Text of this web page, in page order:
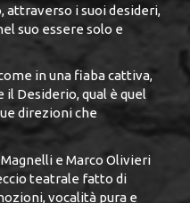
attraverso i suoi desideri,
suo essere solo e
in una fiaba cattiva,
il Desiderio, qual è quel
direzioni che
e Marco Olivieri
teatrale fatto di
vocalità pura e